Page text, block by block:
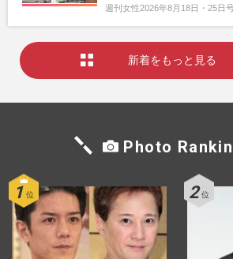
週刊女性2026年8月18日・25日
新着をもっと見る
Photo